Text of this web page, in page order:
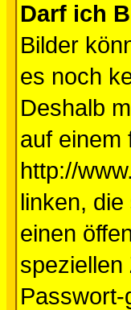
Darf ich
Bilder
es noch
Deshalb
auf einem
http://
linken,
einen
speziellen